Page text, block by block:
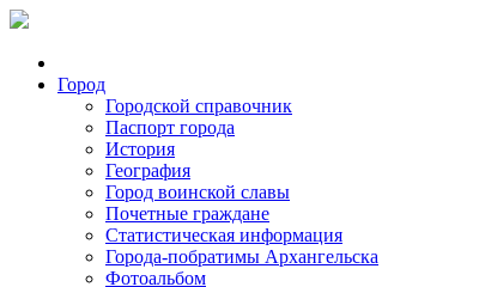
Город
Городской справочник
Паспорт города
История
География
Город воинской славы
Почетные граждане
Статистическая информация
Города-побратимы Архангельска
Фотоальбом